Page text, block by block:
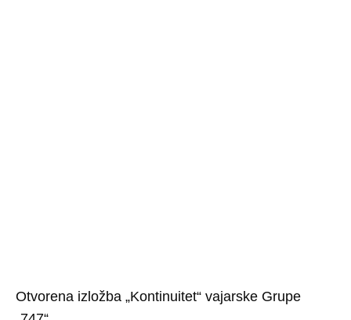
Otvorena izložba „Kontinuitet“ vajarske Grupe